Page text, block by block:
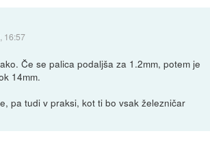
16:57
Če se palica podaljša za 1.2mm, potem je
14mm.
pa tudi v praksi, kot ti bo vsak železničar